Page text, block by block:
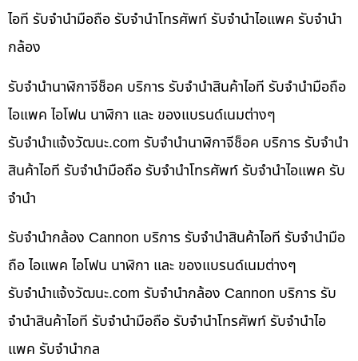
ไอที รับจำนำมือถือ รับจำนำโทรศัพท์ รับจำนำไอแพค รับจำนำ
กล้อง
รับจำนำนาฬิกาจีช็อค บริการ รับจำนำสินค้าไอที รับจำนำมือถือ
ไอแพค ไอโฟน นาฬิกา และ ของแบรนด์เนมต่างๆ
รับจํานําแจ้งวัฒนะ.com รับจำนำนาฬิกาจีช็อค บริการ รับจำนำ
สินค้าไอที รับจำนำมือถือ รับจำนำโทรศัพท์ รับจำนำไอแพค รับ
จำนำ
รับจำนำกล้อง Cannon บริการ รับจำนำสินค้าไอที รับจำนำมือ
ถือ ไอแพค ไอโฟน นาฬิกา และ ของแบรนด์เนมต่างๆ
รับจํานําแจ้งวัฒนะ.com รับจำนำกล้อง Cannon บริการ รับ
จำนำสินค้าไอที รับจำนำมือถือ รับจำนำโทรศัพท์ รับจำนำไอ
แพค รับจำนำกล